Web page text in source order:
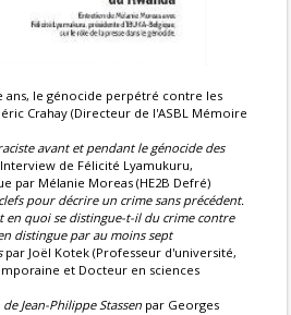
ans, le génocide perpétré contre les
Crahay (Directeur de l'ASBL Mémoire
avant et pendant le génocide des
de Félicité Lyamukuru,
par Mélanie Moreas (HE2B Defré)
pour décrire un crime sans précédent.
en quoi se distingue-t-il du crime contre
distingue par au moins sept
par Joël Kotek (Professeur d'université,
et Docteur en sciences
de Jean-Philippe Stassen par Georges